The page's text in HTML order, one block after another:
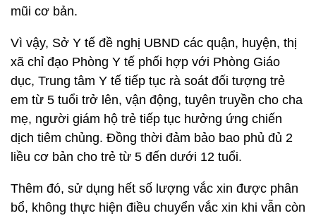
mũi cơ bản.
Vì vậy, Sở Y tế đề nghị UBND các quận, huyện, thị
xã chỉ đạo Phòng Y tế phối hợp với Phòng Giáo
dục, Trung tâm Y tế tiếp tục rà soát đối tượng trẻ
em từ 5 tuổi trở lên, vận động, tuyên truyền cho cha
mẹ, người giám hộ trẻ tiếp tục hưởng ứng chiến
dịch tiêm chủng. Đồng thời đảm bảo bao phủ đủ 2
liều cơ bản cho trẻ từ 5 đến dưới 12 tuổi.
Thêm đó, sử dụng hết số lượng vắc xin được phân
bổ, không thực hiện điều chuyển vắc xin khi vẫn còn